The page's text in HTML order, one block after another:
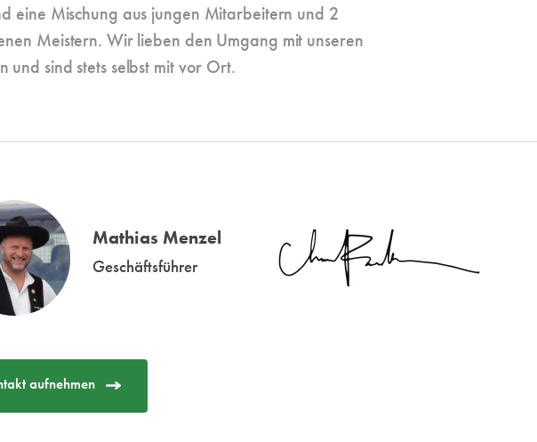
eine Mischung aus jungen Mitarbeitern und 2
Meistern. Wir lieben den Umgang mit unseren
und sind stets selbst mit vor Ort.
Mathias Menzel
Geschäftsführer
aufnehmen